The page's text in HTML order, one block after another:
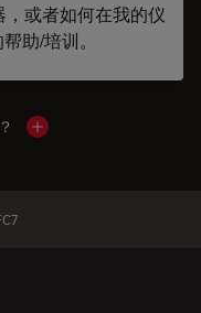
或者如何在我的仪
助/培训。
Show local contacts